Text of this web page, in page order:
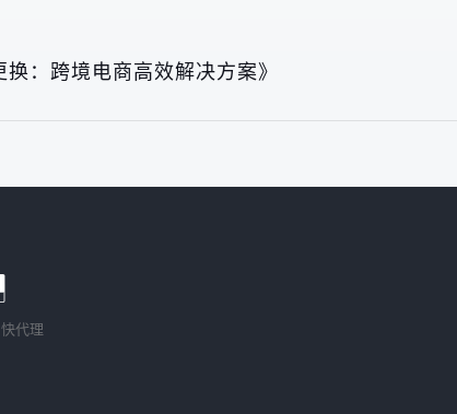
换：跨境电商高效解决方案》
代理